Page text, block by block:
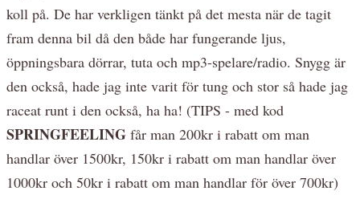
koll på. De har verkligen tänkt på det mesta när de tagit
fram denna bil då den både har fungerande ljus,
öppningsbara dörrar, tuta och mp3-spelare/radio. Snygg är
den också, hade jag inte varit för tung och stor så hade jag
raceat runt i den också, ha ha! (TIPS - med kod
SPRINGFEELING får man 200kr i rabatt om man
handlar över 1500kr, 150kr i rabatt om man handlar över
1000kr och 50kr i rabatt om man handlar för över 700kr)